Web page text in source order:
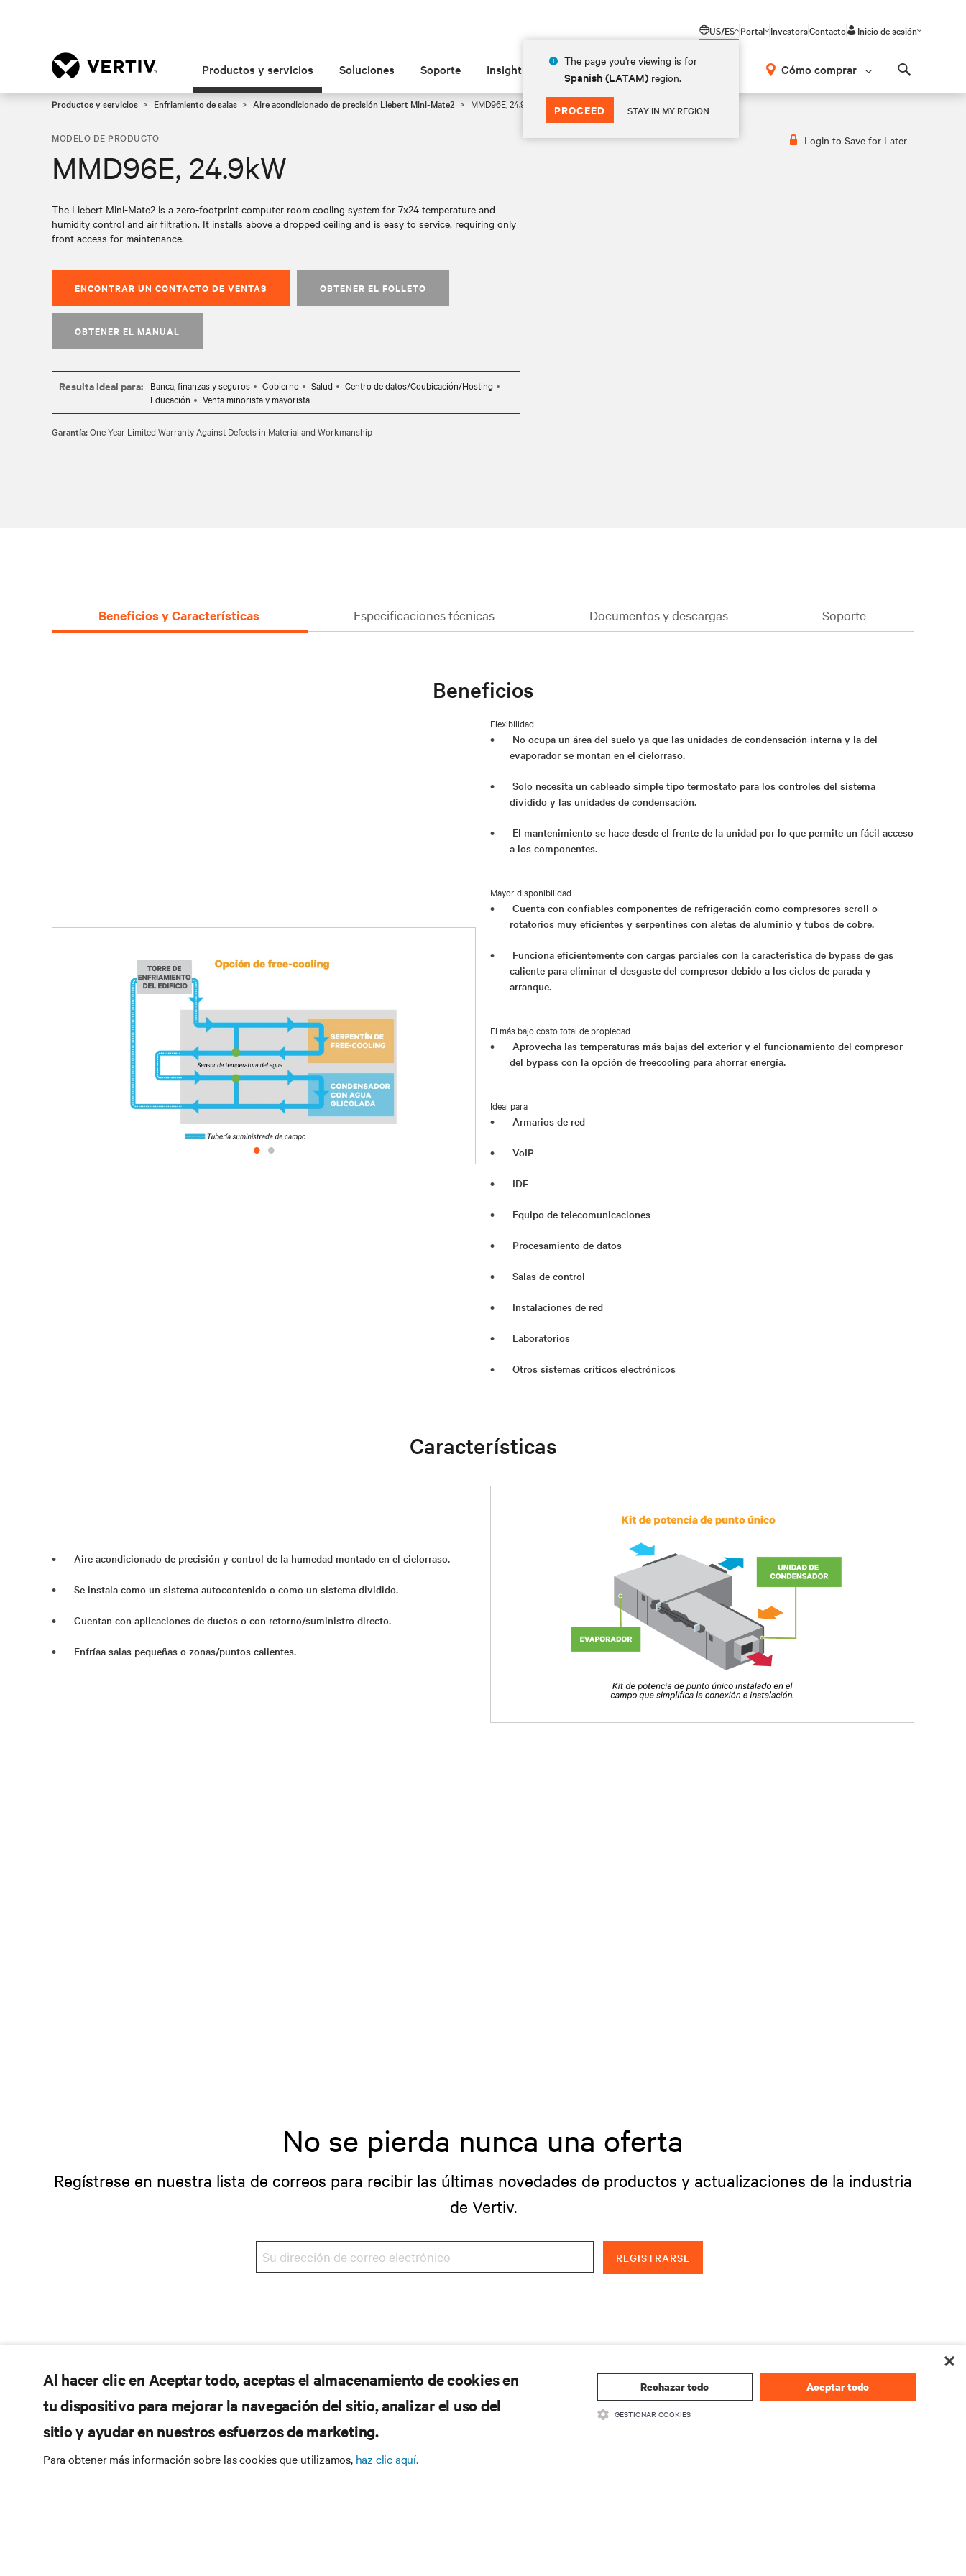
US/ES
The page you're viewing is for
Spanish (LATAM) region.
PROCEED STAY IN MY REGION
Portal InvestorsContacto Inicio de sesión
Productos y servicios Soluciones Soporte Insights Acerca de Cómo comprar
Productos y servicios Enfriamiento de salas Aire acondicionado de precisión Liebert Mini-Mate2 MMD96E, 24.9kW
Login to Save for Later
MODELO DE PRODUCTO
MMD96E, 24.9kW
The Liebert Mini-Mate2 is a zero-footprint computer room cooling system for 7x24 temperature and
humidity control and air filtration. It installs above a dropped ceiling and is easy to service, requiring only
front access for maintenance.
ENCONTRAR UN CONTACTO DE VENTAS OBTENER EL FOLLETO
OBTENER EL MANUAL
Resulta ideal para: Banca, finanzas y seguros Gobierno Salud
Centro de datos/Coubicación/Hosting
Educación
Venta minorista y mayorista
Garantía:One Year Limited Warranty Against Defects in Material and Workmanship
Beneficios y Características Especificaciones técnicas Documentos y descargas Soporte
Beneficios
Flexibilidad
No ocupa un área del suelo ya que las unidades de condensación interna y la del
evaporador se montan en el cielorraso.
Solo necesita un cableado simple tipo termostato para los controles del sistema
dividido y las unidades de condensación.
El mantenimiento se hace desde el frente de la unidad por lo que permite un fácil acceso
a los componentes.
Mayor disponibilidad
Cuenta con confiables componentes de refrigeración como compresores scroll o
rotatorios muy eficientes y serpentines con aletas de aluminio y tubos de cobre.
Funciona eficientemente con cargas parciales con la caracterí­stica de bypass de gas
caliente para eliminar el desgaste del compresor debido a los ciclos de parada y
arranque.
El más bajo costo total de propiedad
Aprovecha las temperaturas más bajas del exterior y el funcionamiento del compresor
del bypass con la opción de freecooling para ahorrar energí­a.
Ideal para
Armarios de red
VoIP
IDF
Equipo de telecomunicaciones
Procesamiento de datos
Salas de control
Instalaciones de red
Laboratorios
Otros sistemas críticos electrónicos
Características
Aire acondicionado de precisión y control de la humedad montado en el cielorraso.
Se instala como un sistema autocontenido o como un sistema dividido.
Cuentan con aplicaciones de ductos o con retorno/suministro directo.
Enfríaa salas pequeñas o zonas/puntos calientes.
No se pierda nunca una oferta
Regístrese en nuestra lista de correos para recibir las últimas novedades de productos y actualizaciones de la industria
de Vertiv.
REGISTRARSE
Al hacer clic en Aceptar todo, aceptas el almacenamiento de cookies en
tu dispositivo para mejorar la navegación del sitio, analizar el uso del
sitio y ayudar en nuestros esfuerzos de marketing.
Para obtener más información sobre las cookies que utilizamos, haz clic aquí.
Rechazar todo Aceptar todo
GESTIONAR COOKIES